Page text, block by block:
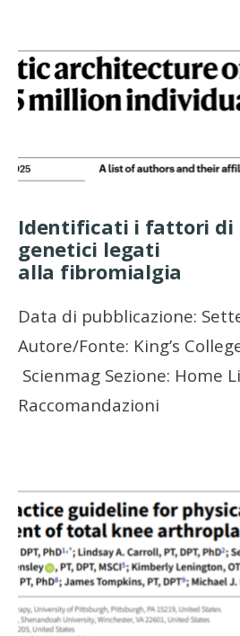
Identificati i fattori di
genetici legati
alla fibromialgia
Data di pubblicazione:
Autore/Fonte: King’s
Scienmag Sezione: Home
Raccomandazioni